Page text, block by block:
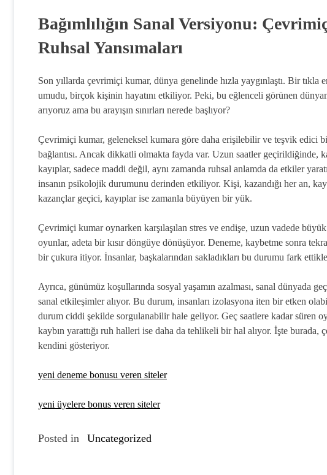
Bağımlılığın Sanal Versiyonu:
Ruhsal Yansımaları
Son yıllarda çevrimiçi kumar, dünya genelinde hızla yaygınlaştı. Bir
umudu, birçok kişinin hayatını etkiliyor. Peki, bu eğlenceli görünen
arıyoruz ama bu arayışın sınırları nerede başlıyor?
Çevrimiçi kumar, geleneksel kumara göre daha erişilebilir ve teşvik edici
bağlantısı. Ancak dikkatli olmakta fayda var. Uzun saatler geçirildiğinde,
kayıplar, sadece maddi değil, aynı zamanda ruhsal anlamda da etkiler
insanın psikolojik durumunu derinden etkiliyor. Kişi, kazandığı her an,
kazançlar geçici, kayıplar ise zamanla büyüyen bir yük.
Çevrimiçi kumar oynarken karşılaşılan stres ve endişe, uzun vadede
oyunlar, adeta bir kısır döngüye dönüşüyor. Deneme, kaybetme sonra
bir çukura itiyor. İnsanlar, başkalarından sakladıkları bu durumu fark
Ayrıca, günümüz koşullarında sosyal yaşamın azalması, sanal dünyada
sanal etkileşimler alıyor. Bu durum, insanları izolasyona iten bir etken
durum ciddi şekilde sorgulanabilir hale geliyor. Geç saatlere kadar süren
kaybın yarattığı ruh halleri ise daha da tehlikeli bir hal alıyor. İşte burada,
kendini gösteriyor.
yeni deneme bonusu veren siteler
yeni üyelere bonus veren siteler
Posted in Uncategorized